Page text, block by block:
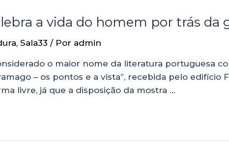
a vida do homem por trás da
, Sala33 / Por admin
o maior nome da literatura portuguesa
– os pontos e a vista”, recebida pelo
livre, já que a disposição da mostra …